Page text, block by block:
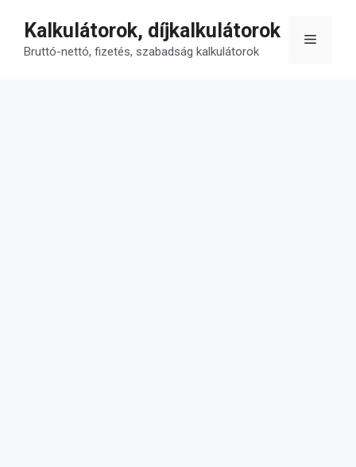
tartalomba
Kalkulátorok, díjkalkulátorok
Bruttó-nettó, fizetés, szabadság kalkulátorok
Menü